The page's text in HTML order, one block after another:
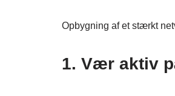
Opbygning af et stærkt
1. Vær aktiv